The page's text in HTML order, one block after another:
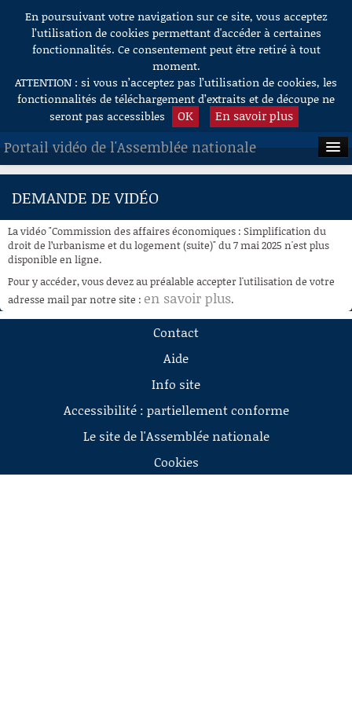
Aller au contenu
En poursuivant votre navigation sur ce site, vous acceptez
l’utilisation de cookies permettant d'accéder à certaines
fonctionnalités. Ce consentement peut être retiré à tout
moment.
ATTENTION : si vous n’acceptez pas l’utilisation de cookies, les
fonctionnalités de téléchargement d’extraits et de découpe ne
seront pas accessibles
OK En savoir plus
Portail vidéo de l'Assemblée nationale
ACCUEIL
À LA DEMANDE
RECHERCHE
AIDE À LA DÉCOUPE
DE VIDÉOS
DEMANDE DE VIDÉO
La vidéo "Commission des affaires économiques : Simplification du
droit de l’urbanisme et du logement (suite)" du 7 mai 2025 n'est plus
disponible en ligne.
Pour y accéder, vous devez au préalable accepter l'utilisation de votre
adresse mail par notre site : en savoir plus.
Contact
Aide
Info site
Accessibilité : partiellement conforme
Le site de l'Assemblée nationale
Cookies